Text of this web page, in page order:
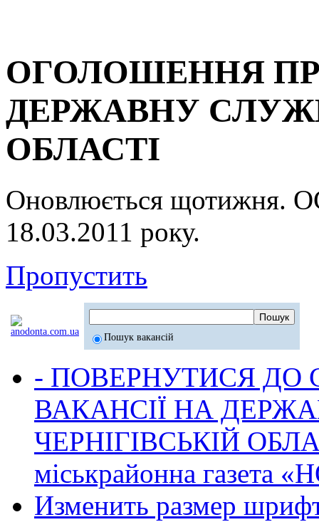
ОГОЛОШЕННЯ
ДЕРЖАВНУ
ОБЛАСТІ
Оновлюється
18.03.2011 року.
Пропустить
Пошук вакансій
- ПОВЕРНУТИСЯ ДО
ВАКАНСІЇ НА
ЧЕРНІГІВСЬКІЙ
міськрайонна газета
Изменить размер